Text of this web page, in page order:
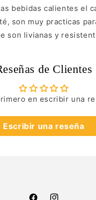
bebidas calientes el
son muy practicas
son livianas y
de Clientes
en escribir una
Escribir una reseña